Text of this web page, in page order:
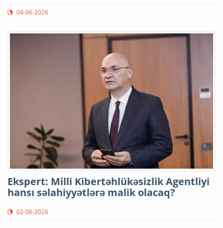
04-06-2026
Ekspert: Milli Kibertəhlükəsizlik Agentliyi
hansı səlahiyyətlərə malik olacaq?
02-06-2026